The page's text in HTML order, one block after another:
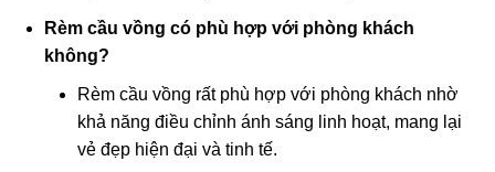
Rèm cầu vồng có phù hợp với phòng khách
không?
Rèm cầu vồng rất phù hợp với phòng khách nhờ
khả năng điều chỉnh ánh sáng linh hoạt, mang lại
vẻ đẹp hiện đại và tinh tế.